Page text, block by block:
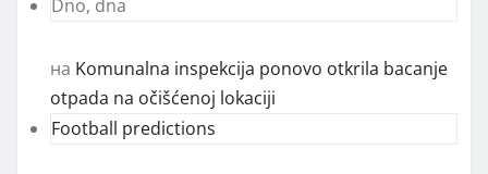
Dno, dna
на Komunalna inspekcija ponovo otkrila bacanje
otpada na očišćenoj lokaciji
Football predictions